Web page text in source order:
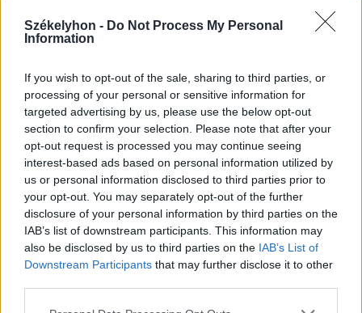
Székelyhon - Do Not Process My Personal
Information
If you wish to opt-out of the sale, sharing to third parties, or
processing of your personal or sensitive information for
targeted advertising by us, please use the below opt-out
section to confirm your selection. Please note that after your
opt-out request is processed you may continue seeing
interest-based ads based on personal information utilized by
us or personal information disclosed to third parties prior to
your opt-out. You may separately opt-out of the further
disclosure of your personal information by third parties on the
IAB’s list of downstream participants. This information may
also be disclosed by us to third parties on the IAB’s List of
Downstream Participants that may further disclose it to other
2018.05.17., csütörtök